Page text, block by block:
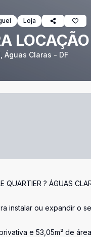
Loja
Águas Claras - DF
QUARTIER ? ÁGUAS
instalar ou expandir o
e 53,05m² de